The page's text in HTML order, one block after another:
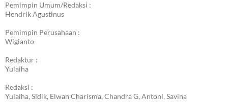
Pemimpin Umum/Redaksi :
Hendrik Agustinus
Pemimpin Perusahaan :
Wigianto
Redaktur :
Yulaiha
Redaksi :
Yulaiha, Sidik, Elwan Charisma, Chandra G, Antoni, Savina